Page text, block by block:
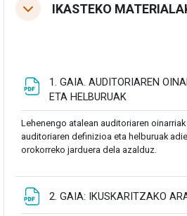
TolestuIKASTEKO
1. GAIA. AUDITORIAREN
ETA HELBURUAK
Lehenengo atalean auditoriaren
auditoriaren definizioa eta helburuak
orokorreko jarduera dela azalduz.
2. GAIA: IKUSKARITZAKO